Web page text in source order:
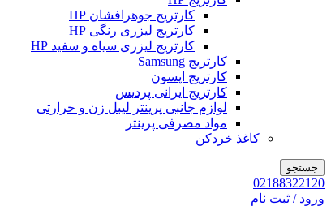
کارتریج جوهرافشان HP
کارتریج لیزری رنگی HP
کارتریج لیزری سیاه و سفید HP
کارتریج Samsung
کارتریج اپسون
کارتریج ایرانی پردیس
لوازم جانبی پرینتر لیبل زن و حرارتی
مواد مصرفی پرینتر
کاغذ خردکن
جستجو
02188322120
ورود / ثبت نام